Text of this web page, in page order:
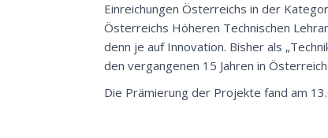
Einreichungen Österreichs in der
Österreichs Höheren Technischen
denn je auf Innovation. Bisher als
den vergangenen 15 Jahren in
Die Prämierung der Projekte fand am